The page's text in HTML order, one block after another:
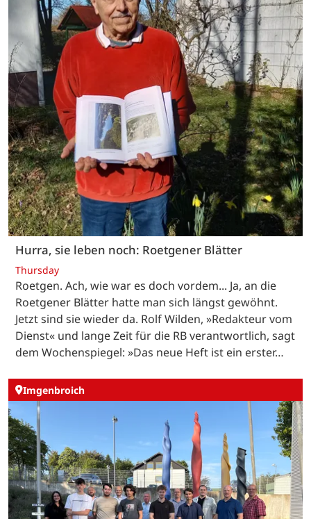
Hurra, sie leben noch: Roetgener Blätter
Thursday
Roetgen. Ach, wie war es doch vordem... Ja, an die
Roetgener Blätter hatte man sich längst gewöhnt.
Jetzt sind sie wieder da. Rolf Wilden, »Redakteur vom
Dienst« und lange Zeit für die RB verantwortlich, sagt
dem Wochenspiegel: »Das neue Heft ist ein erster…
Imgenbroich